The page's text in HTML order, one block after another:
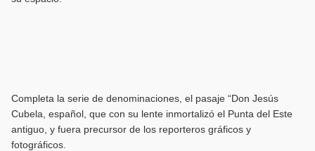
Completa la serie de denominaciones, el pasaje “Don Jesús
Cubela, español, que con su lente inmortalizó el Punta del Este
antiguo, y fuera precursor de los reporteros gráficos y
fotográficos.